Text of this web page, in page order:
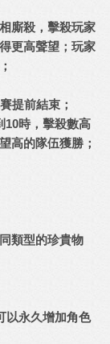
廝殺，擊殺玩家
更高聲望；玩家
提前結束；
10時，擊殺數高
高的隊伍獲勝；
類型的珍貴物
以永久增加角色